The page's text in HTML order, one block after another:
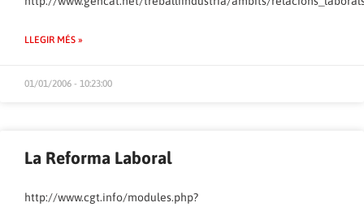
LLEGIR MÉS »
01/01/2006 - 10:23:00
La Reforma Laboral
http://www.cgt.info/modules.php?